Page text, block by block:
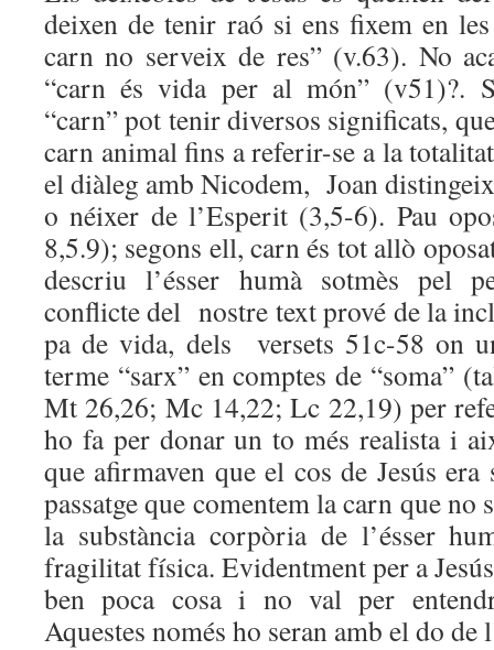
deixen de tenir raó si ens fixem en
carn no serveix de res” (v.63). No
“carn és vida per al món” (v51)?.
“carn” pot tenir diversos significats,
carn animal fins a referir-se a la
el diàleg amb Nicodem, Joan
o néixer de l’Esperit (3,5-6). Pau
8,5.9); segons ell, carn és tot allò
descriu l’ésser humà sotmès pel
conflicte del nostre text prové de la
pa de vida, dels versets 51c-58 on
terme “sarx” en comptes de “soma”
Mt 26,26; Mc 14,22; Lc 22,19) per
ho fa per donar un to més realista i
que afirmaven que el cos de Jesús
passatge que comentem la carn que
la substància corpòria de l’ésser
fragilitat física. Evidentment per a
ben poca cosa i no val per
Aquestes només ho seran amb el do de